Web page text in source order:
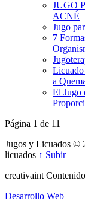
JUGO
ACNÉ
Jugo
7
Licuado
a
El Jugo
Página 1 de 11
Jugos y Licuados ©
licuados ↑ Subir
creativaint
Desarrollo Web